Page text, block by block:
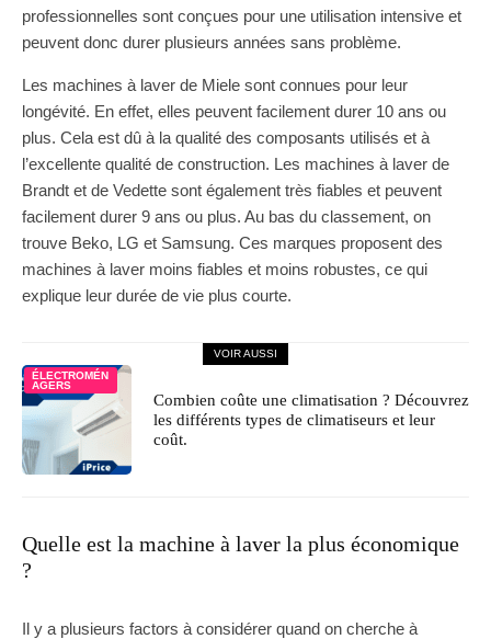
professionnelles sont conçues pour une utilisation intensive et
peuvent donc durer plusieurs années sans problème.
Les machines à laver de Miele sont connues pour leur
longévité. En effet, elles peuvent facilement durer 10 ans ou
plus. Cela est dû à la qualité des composants utilisés et à
l’excellente qualité de construction. Les machines à laver de
Brandt et de Vedette sont également très fiables et peuvent
facilement durer 9 ans ou plus. Au bas du classement, on
trouve Beko, LG et Samsung. Ces marques proposent des
machines à laver moins fiables et moins robustes, ce qui
explique leur durée de vie plus courte.
VOIR AUSSI
ÉLECTROMÉN
AGERS
Combien coûte une climatisation ? Découvrez
les différents types de climatiseurs et leur
coût.
Quelle est la machine à laver la plus économique
?
Il y a plusieurs factors à considérer quand on cherche à